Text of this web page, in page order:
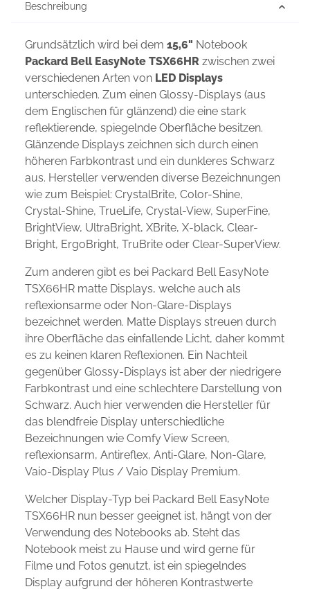
Beschreibung
Grundsätzlich wird bei dem 15,6" Notebook
Packard Bell EasyNote TSX66HR zwischen zwei
verschiedenen Arten von LED Displays
unterschieden. Zum einen Glossy-Displays (aus
dem Englischen für glänzend) die eine stark
reflektierende, spiegelnde Oberfläche besitzen.
Glänzende Displays zeichnen sich durch einen
höheren Farbkontrast und ein dunkleres Schwarz
aus. Hersteller verwenden diverse Bezeichnungen
wie zum Beispiel: CrystalBrite, Color-Shine,
Crystal-Shine, TrueLife, Crystal-View, SuperFine,
BrightView, UltraBright, XBrite, X-black, Clear-
Bright, ErgoBright, TruBrite oder Clear-SuperView.
Zum anderen gibt es bei Packard Bell EasyNote
TSX66HR matte Displays, welche auch als
reflexionsarme oder Non-Glare-Displays
bezeichnet werden. Matte Displays streuen durch
ihre Oberfläche das einfallende Licht, daher kommt
es zu keinen klaren Reflexionen. Ein Nachteil
gegenüber Glossy-Displays ist aber der niedrigere
Farbkontrast und eine schlechtere Darstellung von
Schwarz. Auch hier verwenden die Hersteller für
das blendfreie Display unterschiedliche
Bezeichnungen wie Comfy View Screen,
reflexionsarm, Antireflex, Anti-Glare, Non-Glare,
Vaio-Display Plus / Vaio Display Premium.
Welcher Display-Typ bei Packard Bell EasyNote
TSX66HR nun besser geeignet ist, hängt von der
Verwendung des Notebooks ab. Steht das
Notebook meist zu Hause und wird gerne für
Filme und Fotos genutzt, ist ein spiegelndes
Display aufgrund der höheren Kontrastwerte